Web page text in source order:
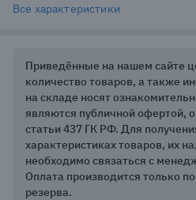
Все характеристики
Приведённые на нашем сайте
количество товаров, а также
на складе носят
являются публичной офертой,
статьи 437 ГК РФ. Для
характеристиках товаров, их
необходимо связаться с
Оплата производится только
резерва.